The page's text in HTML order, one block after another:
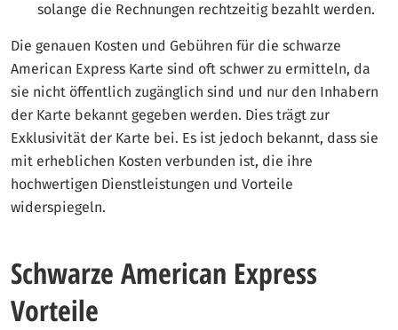
solange die Rechnungen rechtzeitig bezahlt werden.
Die genauen Kosten und Gebühren für die schwarze
American Express Karte sind oft schwer zu ermitteln, da
sie nicht öffentlich zugänglich sind und nur den Inhabern
der Karte bekannt gegeben werden. Dies trägt zur
Exklusivität der Karte bei. Es ist jedoch bekannt, dass sie
mit erheblichen Kosten verbunden ist, die ihre
hochwertigen Dienstleistungen und Vorteile
widerspiegeln.
Schwarze American Express
Vorteile